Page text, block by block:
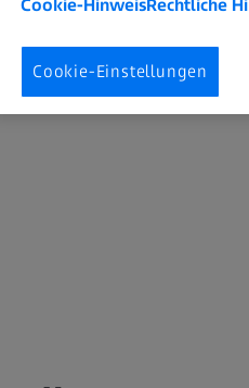
Cookie-HinweisRechtliche
Cookie-Einstellungen